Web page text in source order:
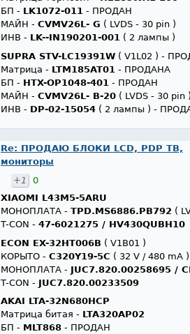
БП - LK1072-011 - ПРОДАН
МАЙН - CVMV26L- G ( LVDS - 30 pin )
ИНВ - LK--IN190201-001 ( 2 лампы )
SUPRA STV-LC19391W ( V1L02 ) -
Матрица - LTM185AT01 - ПРОДАНА
БП - HTX-OP1048-401 - ПРОДАН
МАЙН - CVMV26L- B-20 ( LVDS - 30
ИНВ - DP-02-15054 ( 2 лампы ) -
Re: ПРОДАЮ БЛОКИ LCD, PDP ТВ,
мониторы
+1
0
XIAOMI L43M5-5ARU
МОНОПЛАТА - TPD.MS6886.PB792 (
T-CON - 47-6021275 / HV430QUBH10
ECON EX-32HT006B ( V1B01 )
КОРЫТО - C320Y19-5C ( 32 V / 480 mA )
МОНОПЛАТА - JUC7.820.00258695 /
T-CON - JUC7.820.00233509
AKAI LTA-32N680HCP
Матрица битая - LTA320AP02
БП - MLT868 - ПРОДАН